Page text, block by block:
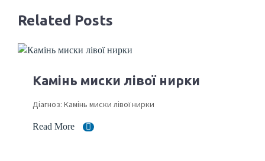
Related Posts
Камінь миски лівої нирки
Діагноз: Камінь миски лівої нирки
Read More